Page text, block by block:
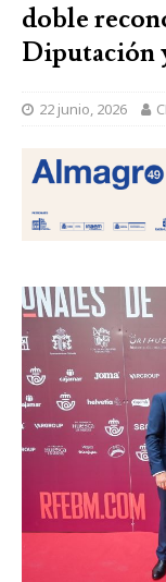
doble
Diputación
22 junio, 2026